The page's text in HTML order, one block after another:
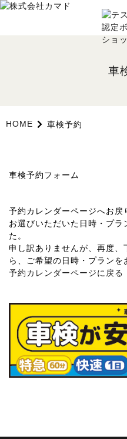
車
HOME 車検予約
車検予約フォーム
予約カレンダーページへお戻
お選びいただいた日時・プ
た。
申し訳ありませんが、再度
ら、ご希望の日時・プランを
予約カレンダーページに戻る